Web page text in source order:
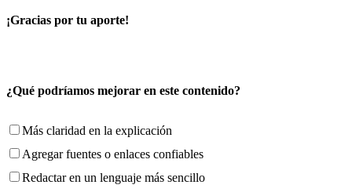
¡Gracias por tu aporte!
¿Qué podríamos mejorar en este contenido?
Más claridad en la explicación
Agregar fuentes o enlaces confiables
Redactar en un lenguaje más sencillo